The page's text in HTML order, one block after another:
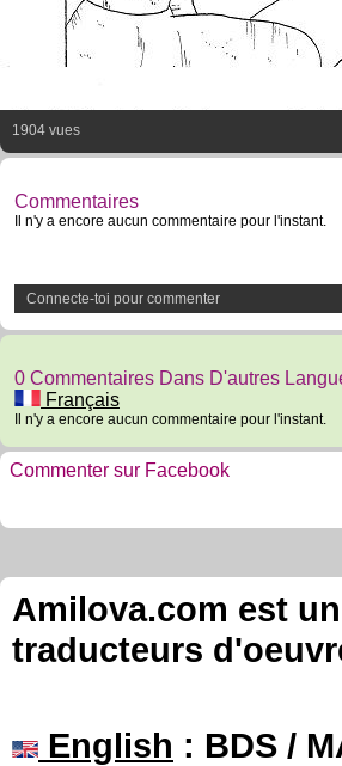
1904 vues
Commentaires
Il n'y a encore aucun commentaire pour l'instant.
Connecte-toi pour commenter
0 Commentaires Dans D'autres
Français
Il n'y a encore aucun commentaire pour l'instant.
Commenter sur Facebook
Amilova.com est
traducteurs
English : BDS /